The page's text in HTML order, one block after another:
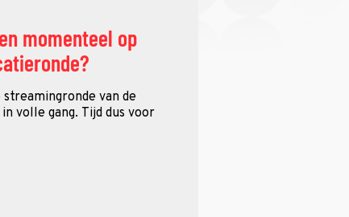
momenteel op
van de
volle gang. Tijd dus voor